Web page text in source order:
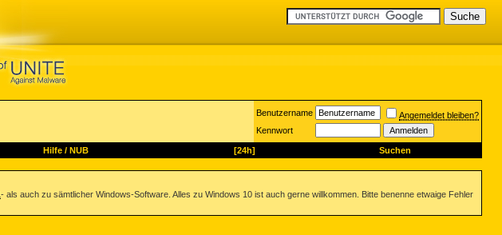
Benutzername
Angemeldet bleiben?
Kennwort
Hilfe/ NUB [24h] Suchen
- als auch zu sämtlicher Windows-Software. Alles zu Windows 10 ist auch gerne willkommen. Bitte benenne etwaige Fehler